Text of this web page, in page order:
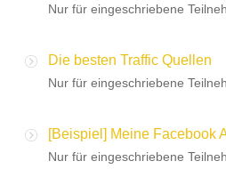
Nur für eingeschriebene
Die besten Traffic Quellen
Nur für eingeschriebene
[Beispiel] Meine Facebook
Nur für eingeschriebene